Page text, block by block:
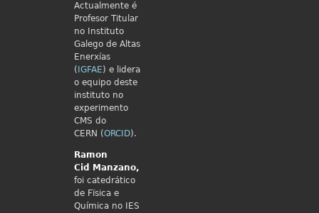
Actualmente é
Profesor Titular
no Instituto
Galego de Altas
Enerxías
( IGFAE) e lidera
o equipo deste
instituto no
experimento
CMS do
CERN (ORCID).
Ramon
Cid
Manzano,
foi catedrático
de Fïsica e
Química no IES